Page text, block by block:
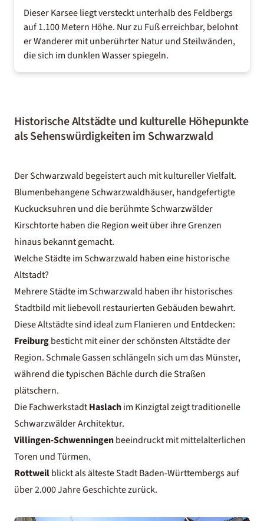
Dieser Karsee liegt versteckt unterhalb des Feldbergs
auf 1.100 Metern Höhe. Nur zu Fuß erreichbar, belohnt
er Wanderer mit unberührter Natur und Steilwänden,
die sich im dunklen Wasser spiegeln.
Historische Altstädte und kulturelle Höhepunkte
als Sehenswürdigkeiten im Schwarzwald
Der Schwarzwald begeistert auch mit kultureller Vielfalt.
Blumenbehangene Schwarzwaldhäuser, handgefertigte
Kuckucksuhren und die berühmte Schwarzwälder
Kirschtorte haben die Region weit über ihre Grenzen
hinaus bekannt gemacht.
Welche Städte im Schwarzwald haben eine historische
Altstadt?
Mehrere Städte im Schwarzwald haben ihr historisches
Stadtbild mit liebevoll restaurierten Gebäuden bewahrt.
Diese Altstädte sind ideal zum Flanieren und Entdecken:
Freiburgbesticht mit einer der schönsten Altstädte der
Region. Schmale Gassen schlängeln sich um das Münster,
während die typischen Bächle durch die Straßen
plätschern.
Die FachwerkstadtHaslachim Kinzigtal zeigt traditionelle
Schwarzwälder Architektur.
Villingen-Schwenningenbeeindruckt mit mittelalterlichen
Toren und Türmen.
Rottweilblickt als älteste Stadt Baden-Württembergs auf
über 2.000 Jahre Geschichte zurück.